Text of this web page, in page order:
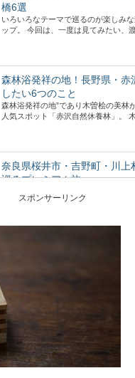
橋6選
いろいろなテーマで巡るのが楽しみ
ップ。 今回は、一度は見てみたい、渡
森林浴発祥の地！長野県・赤
したい6つのこと
森林浴発祥の地”であり木曽桧の美林
人気スポット「赤沢自然休養林」。 木
奈良県桜井市・吉野町・川上
巡るプレミアム旅
のが、奈良県南部の吉野地方で編み出
ィールドにして、日常から離れてリフ
針葉樹と広葉樹の違いって何
で比べてみました
木材の種類には「針葉樹」と「広葉樹
スポンサーリンク